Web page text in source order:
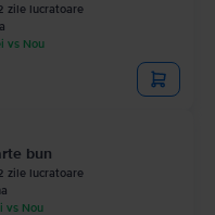
zile lucratoare
vs Nou
bun
zile lucratoare
vs Nou